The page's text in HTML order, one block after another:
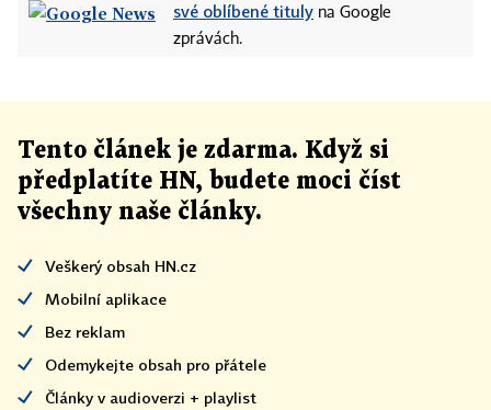
své oblíbené tituly na Google
zprávách.
Tento článek je zdarma. Když si
předplatíte HN, budete moci číst
všechny naše články.
Veškerý obsah HN.cz
Mobilní aplikace
Bez reklam
Odemykejte obsah pro přátele
Články v audioverzi + playlist